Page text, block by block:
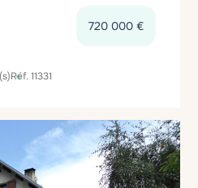
720 000 €
Réf. 11331